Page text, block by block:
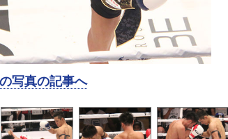
写真の記事へ